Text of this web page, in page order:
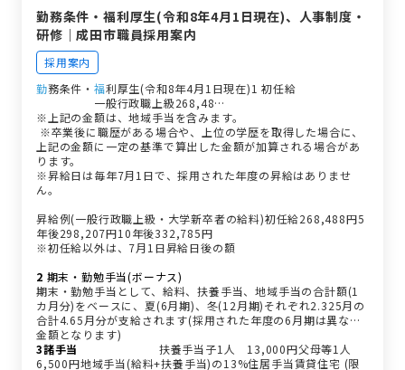
勤務条件・福利厚生(令和8年4月1日現在)、人事制度・
研修｜成田市職員採用案内
採用案内
勤務条件・ 福利厚生(令和8年4月1日現在)1 初任給
一般行政職上級268,48…
※上記の金額は、地域手当を含みます。
※卒業後に職歴がある場合や、上位の学歴を取得した場合に、
上記の金額に一定の基準で算出した金額が加算される場合があ
ります。
※昇給日は毎年7月1日で、採用された年度の昇給はありませ
ん。
昇給例(一般行政職上級・大学新卒者の給料)初任給268,488円5
年後298,207円10年後332,785円
※初任給以外は、7月1日昇給日後の額
2 期末・勤勉手当(ボーナス)
期末・勤勉手当として、給料、扶養手当、地域手当の合計額(1
カ月分)をベースに、夏(6月期)、冬(12月期)それぞれ2.325月の
合計4.65月分が支給されます(採用された年度の6月期は異なる
金額となります)
3諸手当
扶養手当子1人 13,000円父母等1人
6,500円地域手当(給料+扶養手当)の13%住居手当賃貸住宅 (限